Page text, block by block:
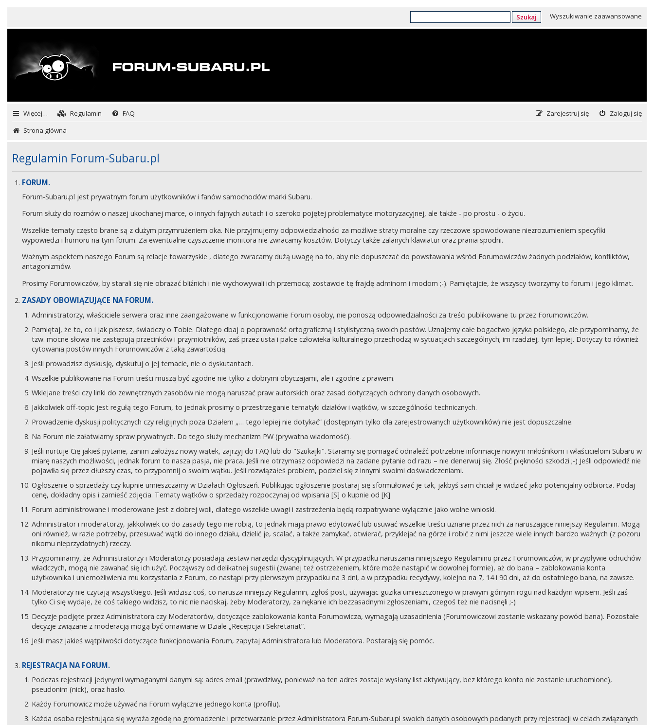
Szukaj Wyszukiwanie zaawansowane
Więcej… Regulamin FAQ Zaloguj się
Zarejestruj się
Strona główna
Regulamin Forum-Subaru.pl
FORUM.
Forum-Subaru.pl jest prywatnym forum użytkowników i fanów samochodów marki Subaru.
Forum służy do rozmów o naszej ukochanej marce, o innych fajnych autach i o szeroko pojętej problematyce motoryzacyjnej, ale także - po prostu - o życiu.
Wszelkie tematy często brane są z dużym przymrużeniem oka. Nie przyjmujemy odpowiedzialności za możliwe straty moralne czy rzeczowe spowodowane niezrozumieniem specyfiki
wypowiedzi i humoru na tym forum. Za ewentualne czyszczenie monitora nie zwracamy kosztów. Dotyczy także zalanych klawiatur oraz prania spodni.
Ważnym aspektem naszego Forum są relacje towarzyskie , dlatego zwracamy dużą uwagę na to, aby nie dopuszczać do powstawania wśród Forumowiczów żadnych podziałów, konfliktów,
antagonizmów.
Prosimy Forumowiczów, by starali się nie obrażać bliźnich i nie wychowywali ich przemocą; zostawcie tę frajdę adminom i modom ;-). Pamiętajcie, że wszyscy tworzymy to forum i jego klimat.
ZASADY OBOWIĄZUJĄCE NA FORUM.
Administratorzy, właściciele serwera oraz inne zaangażowane w funkcjonowanie Forum osoby, nie ponoszą odpowiedzialności za treści publikowane tu przez Forumowiczów.
Pamiętaj, że to, co i jak piszesz, świadczy o Tobie. Dlatego dbaj o poprawność ortograficzną i stylistyczną swoich postów. Uznajemy całe bogactwo języka polskiego, ale przypominamy, że
tzw. mocne słowa nie zastępują przecinków i przymiotników, zaś przez usta i palce człowieka kulturalnego przechodzą w sytuacjach szczególnych; im rzadziej, tym lepiej. Dotyczy to również
cytowania postów innych Forumowiczów z taką zawartością.
Jeśli prowadzisz dyskusję, dyskutuj o jej temacie, nie o dyskutantach.
Wszelkie publikowane na Forum treści muszą być zgodne nie tylko z dobrymi obyczajami, ale i zgodne z prawem.
Wklejane treści czy linki do zewnętrznych zasobów nie mogą naruszać praw autorskich oraz zasad dotyczących ochrony danych osobowych.
Jakkolwiek off-topic jest regułą tego Forum, to jednak prosimy o przestrzeganie tematyki działów i wątków, w szczególności technicznych.
Prowadzenie dyskusji politycznych czy religijnych poza Działem „… tego lepiej nie dotykać” (dostępnym tylko dla zarejestrowanych użytkowników) nie jest dopuszczalne.
Na Forum nie załatwiamy spraw prywatnych. Do tego służy mechanizm PW (prywatna wiadomość).
Jeśli nurtuje Cię jakieś pytanie, zanim założysz nowy wątek, zajrzyj do FAQ lub do "Szukajki". Staramy się pomagać odnaleźć potrzebne informacje nowym miłośnikom i właścicielom Subaru w
miarę naszych możliwości, jednak forum to nasza pasja, nie praca. Jeśli nie otrzymasz odpowiedzi na zadane pytanie od razu – nie denerwuj się. Złość piękności szkodzi ;-) Jeśli odpowiedź nie
pojawiła się przez dłuższy czas, to przypomnij o swoim wątku. Jeśli rozwiązałeś problem, podziel się z innymi swoimi doświadczeniami.
Ogłoszenie o sprzedaży czy kupnie umieszczamy w Działach Ogłoszeń. Publikując ogłoszenie postaraj się sformułować je tak, jakbyś sam chciał je widzieć jako potencjalny odbiorca. Podaj
cenę, dokładny opis i zamieść zdjęcia. Tematy wątków o sprzedaży rozpoczynaj od wpisania [S] o kupnie od [K]
Forum administrowane i moderowane jest z dobrej woli, dlatego wszelkie uwagi i zastrzeżenia będą rozpatrywane wyłącznie jako wolne wnioski.
Administrator i moderatorzy, jakkolwiek co do zasady tego nie robią, to jednak mają prawo edytować lub usuwać wszelkie treści uznane przez nich za naruszające niniejszy Regulamin. Mogą
oni również, w razie potrzeby, przesuwać wątki do innego działu, dzielić je, scalać, a także zamykać, otwierać, przyklejać na górze i robić z nimi jeszcze wiele innych bardzo ważnych (z pozoru
nikomu nieprzydatnych) rzeczy.
Przypominamy, że Administratorzy i Moderatorzy posiadają zestaw narzędzi dyscyplinujących. W przypadku naruszania niniejszego Regulaminu przez Forumowiczów, w przypływie odruchów
władczych, mogą nie zawahać się ich użyć. Począwszy od delikatnej sugestii (zwanej też ostrzeżeniem, które może nastąpić w dowolnej formie), aż do bana – zablokowania konta
użytkownika i uniemożliwienia mu korzystania z Forum, co nastąpi przy pierwszym przypadku na 3 dni, a w przypadku recydywy, kolejno na 7, 14 i 90 dni, aż do ostatniego bana, na zawsze.
Moderatorzy nie czytają wszystkiego. Jeśli widzisz coś, co narusza niniejszy Regulamin, zgłoś post, używając guzika umieszczonego w prawym górnym rogu nad każdym wpisem. Jeśli zaś
tylko Ci się wydaje, że coś takiego widzisz, to nic nie naciskaj, żeby Moderatorzy, za nękanie ich bezzasadnymi zgłoszeniami, czegoś też nie nacisnęli ;-)
Decyzje podjęte przez Administratora czy Moderatorów, dotyczące zablokowania konta Forumowicza, wymagają uzasadnienia (Forumowiczowi zostanie wskazany powód bana). Pozostałe
decyzje związane z moderacją mogą być omawiane w Dziale „Recepcja i Sekretariat”.
Jeśli masz jakieś wątpliwości dotyczące funkcjonowania Forum, zapytaj Administratora lub Moderatora. Postarają się pomóc.
REJESTRACJA NA FORUM.
Podczas rejestracji jedynymi wymaganymi danymi są: adres email (prawdziwy, ponieważ na ten adres zostaje wysłany list aktywujący, bez którego konto nie zostanie uruchomione),
pseudonim (nick), oraz hasło.
Każdy Forumowicz może używać na Forum wyłącznie jednego konta (profilu).
Każda osoba rejestrująca się wyraża zgodę na gromadzenie i przetwarzanie przez Administratora Forum-Subaru.pl swoich danych osobowych podanych przy rejestracji w celach związanych